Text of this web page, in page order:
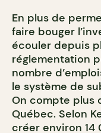
En plus de
faire bouger
écouler depuis
réglementation
nombre
le système de
On compte plus
Québec. Selon
créer environ